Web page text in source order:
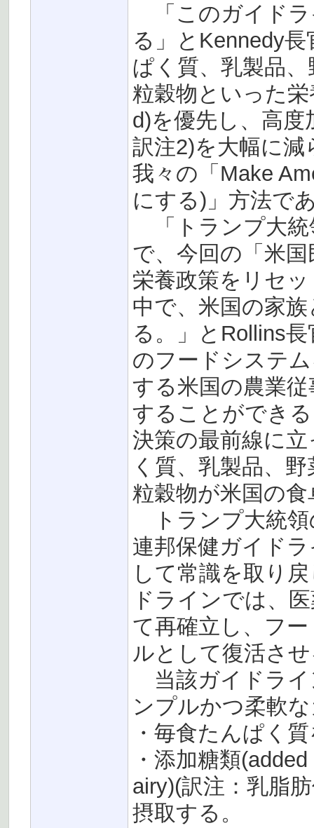
「このガイドラ
る」とKennedy
ぱく質、乳製品
粒穀物といった
d)を優先し、高
訳注2)を大幅に
我々の「Make
にする)」方法で
「トランプ大統
で、今回の「米
栄養政策をリセ
中で、米国の家
る。」とRollins
のフードシステ
する米国の農業
することができ
決策の最前線に
く質、乳製品、
粒穀物が米国の
トランプ大統領
連邦保健ガイド
して常識を取り
ドラインでは、
て再確立し、フ
ルとして復活さ
当該ガイドライ
ンプルかつ柔軟
・毎食たんぱく
・添加糖類
airy)(訳注：乳脂
摂取する。